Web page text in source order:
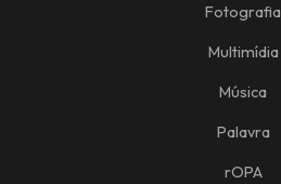
Fotografia
Multimídia
Música
Palavra
rOPA